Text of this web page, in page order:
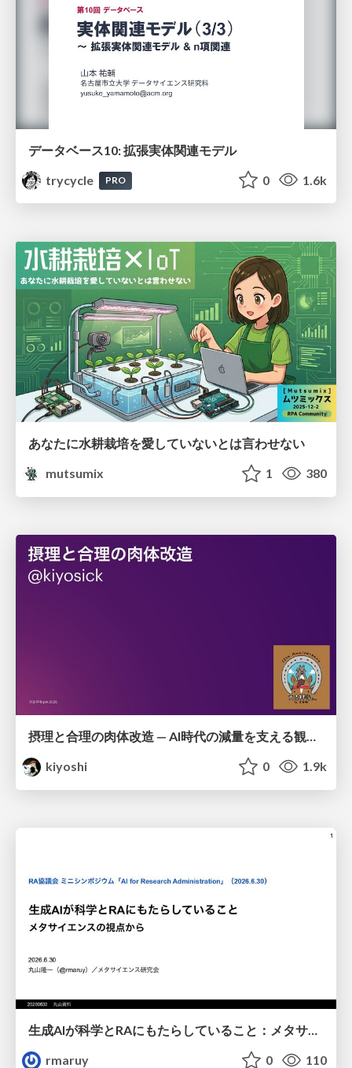
データベース10: 拡張実体関連モデル
trycycle
PRO 0 1.6k
あなたに水耕栽培を愛していないとは言わせない
mutsumix
1 380
摂理と合理の肉体改造 — AI時代の減量を支える観測・制御・継続
kiyoshi
0 1.9k
rmaruy
0 110